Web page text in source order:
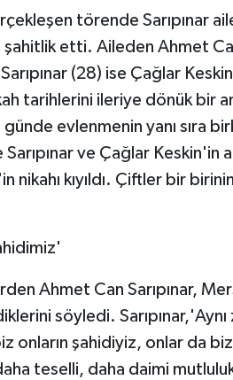
törende Sarıpınar
etti. Aileden Ahmet
(28) ise Çağlar
tarihlerini ileriye dönük bir
evlenmenin yanı sıra
ve Çağlar Keskin'in
kıyıldı. Çiftler bir
Ahmet Can Sarıpınar,
söyledi. Sarıpınar,'Aynı
onların şahidiyiz, onlar da
teselli, daha daimi